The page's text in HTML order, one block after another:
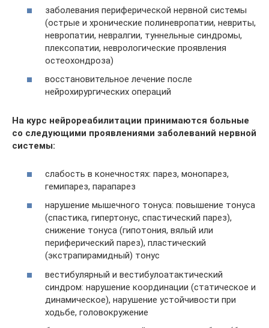
заболевания периферической нервной системы
(острые и хронические полиневропатии, невриты,
невропатии, невралгии, туннельные синдромы,
плексопатии, неврологические проявления
остеохондроза)
восстановительное лечение после
нейрохирургических операций​
На курс нейрореабилитации принимаются больные
со следующими проявлениями заболеваний нервной
системы:
слабость в конечностях: парез, монопарез,
гемипарез, парапарез
нарушение мышечного тонуса: повышение тонуса
(спастика, гипертонус, спастический парез),
снижение тонуса (гипотония, вялый или
периферический парез), пластический
(экстрапирамидный) тонус
вестибулярный и вестибулоатактический
синдром: нарушение координации (статическое и
динамическое), нарушение устойчивости при
ходьбе, головокружение